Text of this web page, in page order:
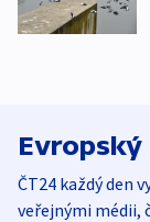
ČT24 každý den
veřejnými médii,